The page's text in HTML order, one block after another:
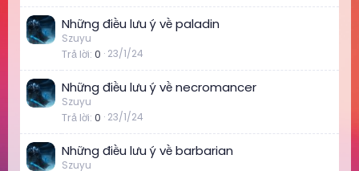
Những điều lưu ý về paladin
Szuyu
Trả lời 0 23/1/24
Những điều lưu ý về necromancer
Szuyu
Trả lời 0 23/1/24
Những điều lưu ý về barbarian
Szuyu